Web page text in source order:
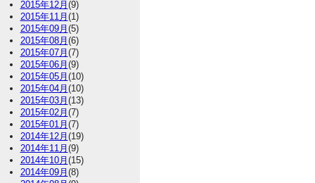
2015年12月 (9)
2015年11月 (1)
2015年09月 (5)
2015年08月 (6)
2015年07月 (7)
2015年06月 (9)
2015年05月 (10)
2015年04月 (10)
2015年03月 (13)
2015年02月 (7)
2015年01月 (7)
2014年12月 (19)
2014年11月 (9)
2014年10月 (15)
2014年09月 (8)